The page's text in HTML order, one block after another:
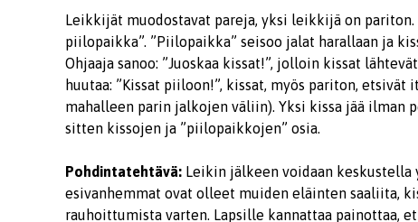
Leikkijät muodostavat pareja, yksi leikkijä on
piilopaikka”. ”Piilopaikka” seisoo jalat harallaan ja
Ohjaaja sanoo: ”Juoskaa kissat!”, jolloin kissat
huutaa: ”Kissat piiloon!”, kissat, myös pariton,
mahalleen parin jalkojen väliin). Yksi kissa jää ilman
sitten kissojen ja ”piilopaikkojen” osia.
Pohdintatehtävä: Leikin jälkeen voidaan keskustella
esivanhemmat ovat olleet muiden eläinten saaliita,
rauhoittumista varten. Lapsille kannattaa painottaa,